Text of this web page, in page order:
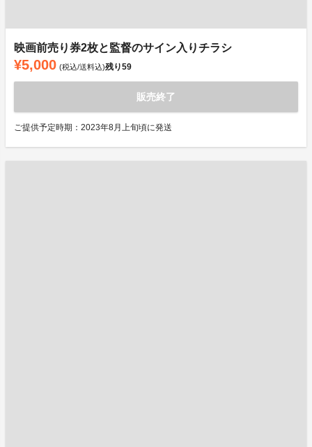
映画前売り券2枚と監督のサイン入りチラシ
¥5,000 (税込/送料込)残り59
販売終了
ご提供予定時期：2023年8月上旬頃に発送